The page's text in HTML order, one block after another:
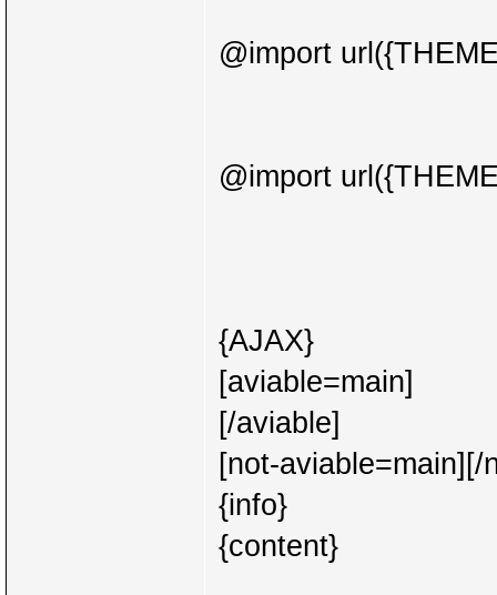
@import
@import
{AJAX}
[aviable=main]
[/aviable]
[not-aviable=main][/
{info}
{content}